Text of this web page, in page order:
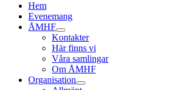
Hem
Evenemang
ÅMHF
Kontakter
Här finns vi
Våra samlingar
Om ÅMHF
Organisation